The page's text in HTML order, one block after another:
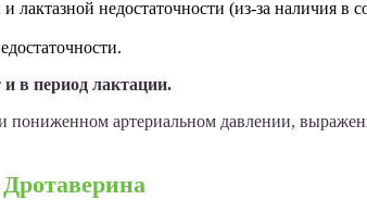
недостаточности (из-за наличия в
и в период лактации.
артериальном давлении,